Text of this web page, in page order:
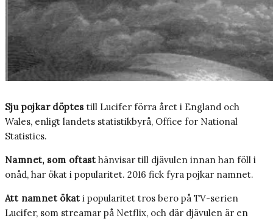
Sju pojkar döptestill Lucifer förra året i England och
Wales, enligt landets statistikbyrå, Office for National
Statistics.
Namnet, som oftast hänvisar till djävulen innan han föll i
onåd, har ökat i popularitet. 2016 fick fyra pojkar namnet.
Att namnet ökati popularitet tros bero på TV-serien
Lucifer, som streamar på Netflix, och där djävulen är en